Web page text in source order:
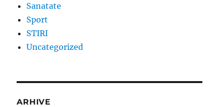
Sanatate
Sport
STIRI
Uncategorized
ARHIVE